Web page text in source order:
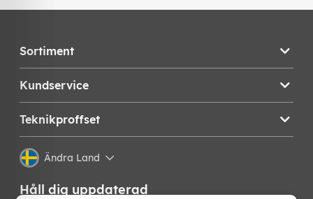
Sortiment
Kundservice
Teknikproffset
Ändra Land
Håll dig uppdaterad